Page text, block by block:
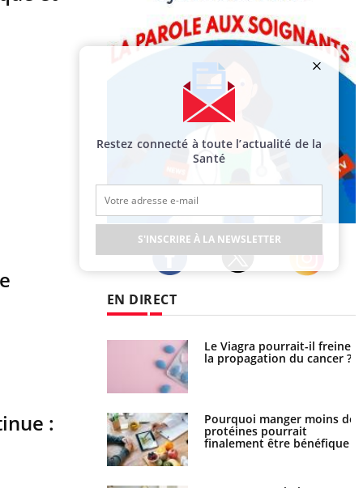
:
EN DIRECT
Le Viagra pourrait-il freiner
la propagation du cancer ?
Pourquoi manger moins de
protéines pourrait
finalement être bénéfique
Le smartphone nuit-il à
l'apprentissage de la
lecture ?
Mordue par une tique en
vacances, elle reste dans le
coma pendant 42 jours
Restez connecté à toute l’actualité de la
Santé
S'INSCRIRE À LA NEWSLETTER